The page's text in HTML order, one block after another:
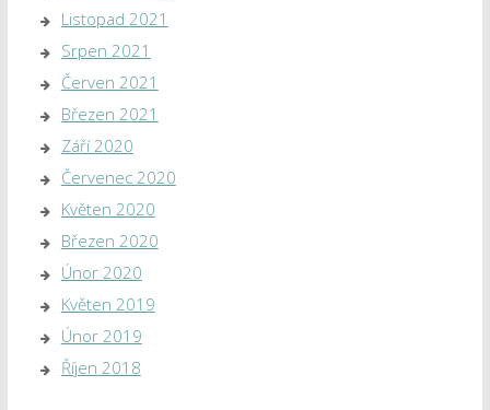
Listopad 2021
Srpen 2021
Červen 2021
Březen 2021
Září 2020
Červenec 2020
Květen 2020
Březen 2020
Únor 2020
Květen 2019
Únor 2019
Říjen 2018